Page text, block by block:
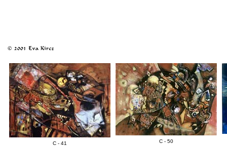
C - 41 C - 50